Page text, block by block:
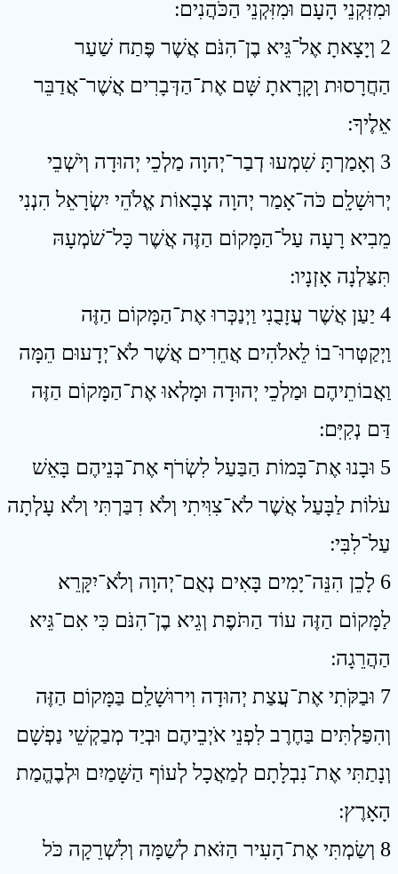
וּמִזִּקְנֵי הָעָם וּמִזִּקְנֵי הַכֹּהֲנִים ׃
2 וְיָצָאתָ אֶל־גֵּיא בֶן־הִנֹּם אֲשֶׁר פֶּתַח שַׁעַר
הַחֲרָסוּת וְקָרָאתָ שָּׁם אֶת־הַדְּבָרִים אֲשֶׁר־אֲדַבֵּר
אֵלֶיךָ ׃
3 וְאָמַרְתָּ שִׁמְעוּ דְבַר־יְהוָה מַלְכֵי יְהוּדָה וְיֹשְׁבֵי
יְרוּשָׁלִָם כֹּה־אָמַר יְהוָה צְבָאוֹת אֱלֹהֵי יִשְׂרָאֵל הִנְנִי
מֵבִיא רָעָה עַל־הַמָּקוֹם הַזֶּה אֲשֶׁר כָּל־שֹׁמְעָהּ
תִּצַּלְנָה אָזְנָיו ׃
4 יַעַן אֲשֶׁר עֲזָבֻנִי וַיְנַכְּרוּ אֶת־הַמָּקוֹם הַזֶּה
וַיְקַטְּרוּ־בוֹ לֵאלֹהִים אֲחֵרִים אֲשֶׁר לֹא־יְדָעוּם הֵמָּה
וַאֲבוֹתֵיהֶם וּמַלְכֵי יְהוּדָה וּמָלְאוּ אֶת־הַמָּקוֹם הַזֶּה
דַּם נְקִיִּם ׃
5 וּבָנוּ אֶת־בָּמוֹת הַבַּעַל לִשְׂרֹף אֶת־בְּנֵיהֶם בָּאֵשׁ
עֹלוֹת לַבָּעַל אֲשֶׁר לֹא־צִוִּיתִי וְלֹא דִבַּרְתִּי וְלֹא עָלְתָה
עַל־לִבִּי ׃
6 לָכֵן הִנֵּה־יָמִים בָּאִים נְאֻם־יְהוָה וְלֹא־יִקָּרֵא
לַמָּקוֹם הַזֶּה עוֹד הַתֹּפֶת וְגֵיא בֶן־הִנֹּם כִּי אִם־גֵּיא
הַהֲרֵגָה ׃
7 וּבַקֹּתִי אֶת־עֲצַת יְהוּדָה וִירוּשָׁלִַם בַּמָּקוֹם הַזֶּה
וְהִפַּלְתִּים בַּחֶרֶב לִפְנֵי אֹיְבֵיהֶם וּבְיַד מְבַקְשֵׁי נַפְשָׁם
וְנָתַתִּי אֶת־נִבְלָתָם לְמַאֲכָל לְעוֹף הַשָּׁמַיִם וּלְבֶהֱמַת
הָאָרֶץ ׃
8 וְשַׂמְתִּי אֶת־הָעִיר הַזֹּאת לְשַׁמָּה וְלִשְׁרֵקָה כֹּל